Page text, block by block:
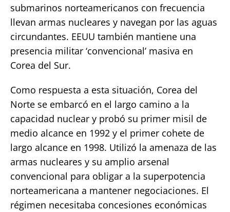
submarinos norteamericanos con frecuencia
llevan armas nucleares y navegan por las aguas
circundantes. EEUU también mantiene una
presencia militar ‘convencional’ masiva en
Corea del Sur.
Como respuesta a esta situación, Corea del
Norte se embarcó en el largo camino a la
capacidad nuclear y probó su primer misil de
medio alcance en 1992 y el primer cohete de
largo alcance en 1998. Utilizó la amenaza de las
armas nucleares y su amplio arsenal
convencional para obligar a la superpotencia
norteamericana a mantener negociaciones. El
régimen necesitaba concesiones económicas